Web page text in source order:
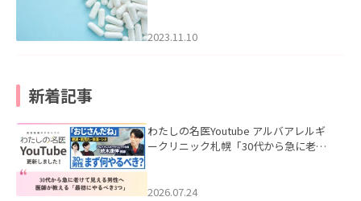
2023.11.10
新着記事
わたしの名医Youtube アルバアレルギ
ークリニック札幌「30代から急に老け
た。
2026.07.24